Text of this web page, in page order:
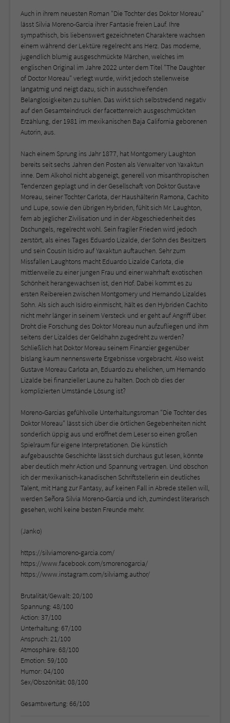
Auch in ihrem neuesten Roman "Die Tochter des Doktor Moreau"
lässt Silvia Moreno-Garcia ihrer Fantasie freien Lauf. Ihre
sympathisch, bis liebenswert gezeichneten Charaktere wachsen
einem während der Lektüre regelrecht ans Herz. Das moderne,
jugendlich blumig ausgeschmückte Märchen, welches im
englischen Original im Jahre 2022 unter dem Titel "The Daughter
of Doctor Moreau" verlegt wurde, wirkt jedoch stellenweise
langatmig und neigt dazu, sich in ausschweifenden
Belanglosigkeiten zu suhlen. Das wirkt sich selbstredend negativ
auf den Gesamteindruck der facettenreich ausgeschmückten
Erzählung, der 1981 im mexikanischen Baja California geborenen
Autorin, aus.
Nach einem Sprung ins Jahr 1877, hat Montgomery Laughton
bereits seit sechs Jahren den Posten als Verwalter von Yaxaktun
inne. Dem Alkohol nicht abgeneigt, generell von misanthropischen
Tendenzen geplagt und in der Gesellschaft von Doktor Gustave
Moreau, seiner Tochter Carlota, der Haushälterin Ramona, Cachito
und Lupe, sowie den übrigen Hybriden, fühlt sich Mr. Laughton,
fern ab jeglicher Zivilisation und in der Abgeschiedenheit des
Dschungels, regelrecht wohl. Sein fragiler Frieden wird jedoch
zerstört, als eines Tages Eduardo Lizalde, der Sohn des Besitzers
und sein Cousin Isidro auf Yaxaktun auftauchen. Sehr zum
Missfallen Laughtons macht Eduardo Lizalde Carlota, die
mittlerweile zu einer jungen Frau und einer wahrhaft exotischen
Schönheit herangewachsen ist, den Hof. Dabei kommt es zu
ersten Reibereien zwischen Montgomery und Hernando Lizaldes
Sohn. Als sich auch Isidro einmischt, hält es den Hybriden Cachito
nicht mehr länger in seinem Versteck und er geht auf Angriff über.
Droht die Forschung des Doktor Moreau nun aufzufliegen und ihm
seitens der Lizaldes der Geldhahn zugedreht zu werden?
Schließlich hat Doktor Moreau seinem Finanzier gegenüber
bislang kaum nennenswerte Ergebnisse vorgebracht. Also weist
Gustave Moreau Carlota an, Eduardo zu ehelichen, um Hernando
Lizalde bei finanzieller Laune zu halten. Doch ob dies der
komplizierten Umstände Lösung ist?
Moreno-Garcias gefühlvolle Unterhaltungsroman "Die Tochter des
Doktor Moreau" lässt sich über die örtlichen Gegebenheiten nicht
sonderlich üppig aus und eröffnet dem Leser so einen großen
Spielraum für eigene Interpretationen. Die künstlich
aufgebauschte Geschichte lässt sich durchaus gut lesen, könnte
aber deutlich mehr Action und Spannung vertragen. Und obschon
ich der mexikanisch-kanadischen Schriftstellerin ein deutliches
Talent, mit Hang zur Fantasy, auf keinen Fall in Abrede stellen will,
werden Señora Silvia Moreno-Garcia und ich, zumindest literarisch
gesehen, wohl keine besten Freunde mehr.
(Janko)
https://silviamoreno-garcia.com/
https://www.facebook.com/smorenogarcia/
https://www.instagram.com/silviamg.author/
Brutalität/Gewalt: 20/100
Spannung: 48/100
Action: 37/100
Unterhaltung: 67/100
Anspruch: 21/100
Atmosphäre: 68/100
Emotion: 59/100
Humor: 04/100
Sex/Obszönität: 08/100
Gesamtwertung: 66/100